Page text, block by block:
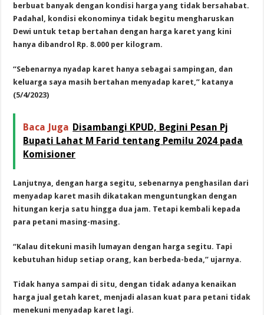
berbuat banyak dengan kondisi harga yang tidak bersahabat.
Padahal, kondisi ekonominya tidak begitu mengharuskan
Dewi untuk tetap bertahan dengan harga karet yang kini
hanya dibandrol Rp. 8.000 per kilogram.
“Sebenarnya nyadap karet hanya sebagai sampingan, dan
keluarga saya masih bertahan menyadap karet,” katanya
(5/4/2023)
Baca Juga Disambangi KPUD, Begini Pesan Pj
Bupati Lahat M Farid tentang Pemilu 2024 pada
Komisioner
Lanjutnya, dengan harga segitu, sebenarnya penghasilan dari
menyadap karet masih dikatakan menguntungkan dengan
hitungan kerja satu hingga dua jam. Tetapi kembali kepada
para petani masing-masing.
“Kalau ditekuni masih lumayan dengan harga segitu. Tapi
kebutuhan hidup setiap orang, kan berbeda-beda,” ujarnya.
Tidak hanya sampai di situ, dengan tidak adanya kenaikan
harga jual getah karet, menjadi alasan kuat para petani tidak
menekuni menyadap karet lagi.